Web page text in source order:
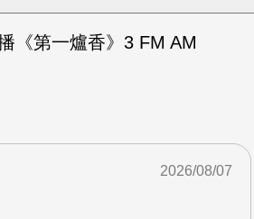
《第一爐香》3 FM AM
2026/08/07